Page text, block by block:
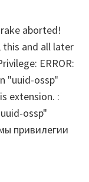
aborted!
this and all later
ERROR:
"uuid-ossp"
extension. :
ossp"
привилегии